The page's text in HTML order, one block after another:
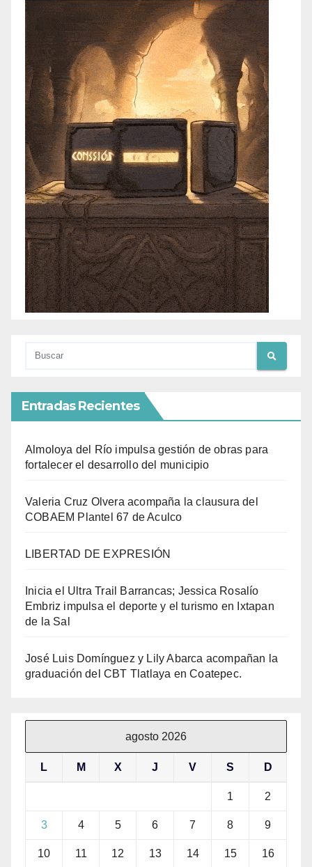
Entradas Recientes
Almoloya del Río impulsa gestión de obras para
fortalecer el desarrollo del municipio
Valeria Cruz Olvera acompaña la clausura del
COBAEM Plantel 67 de Aculco
LIBERTAD DE EXPRESIÓN
Inicia el Ultra Trail Barrancas; Jessica Rosalío
Embriz impulsa el deporte y el turismo en Ixtapan
de la Sal
José Luis Domínguez y Lily Abarca acompañan la
graduación del CBT Tlatlaya en Coatepec.
agosto 2026
L M X J V S D
1 2
3 4 5 6 7 8 9
10 11 12 13 14 15 16